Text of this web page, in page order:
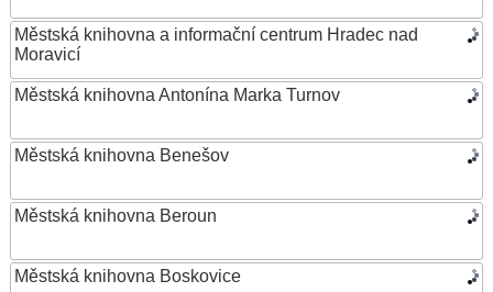
Městská knihovna a informační centrum Hradec nad
Moravicí
Městská knihovna Antonína Marka Turnov
Městská knihovna Benešov
Městská knihovna Beroun
Městská knihovna Boskovice